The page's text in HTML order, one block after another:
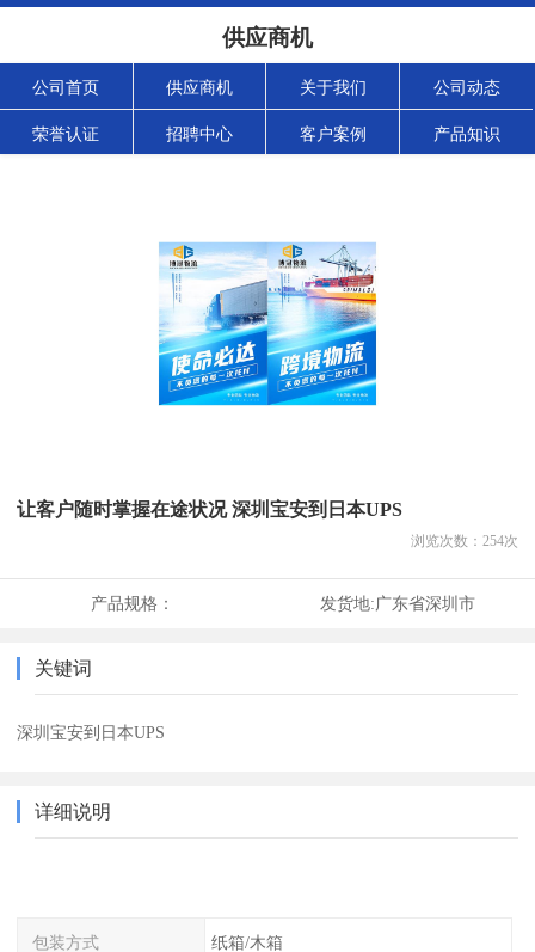
供应商机
公司首页 供应商机 关于我们 公司动态
荣誉认证 招聘中心 客户案例 产品知识
让客户随时掌握在途状况 深圳宝安到日本UPS
浏览次数： 254次
产品规格： 发货地:广东省深圳市
关键词
深圳宝安到日本UPS
详细说明
包装方式 纸箱/木箱